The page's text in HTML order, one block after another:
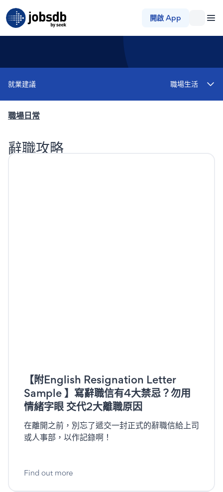
Jobsdb
開啟 App
就業建議 職場生活
職場日常
辭職攻略
【附English Resignation Letter
Sample 】寫辭職信有4大禁忌？勿用
情緒字眼 交代2大離職原因
在離開之前，別忘了遞交一封正式的辭職信給上司
或人事部，以作記錄啊！
Find out more